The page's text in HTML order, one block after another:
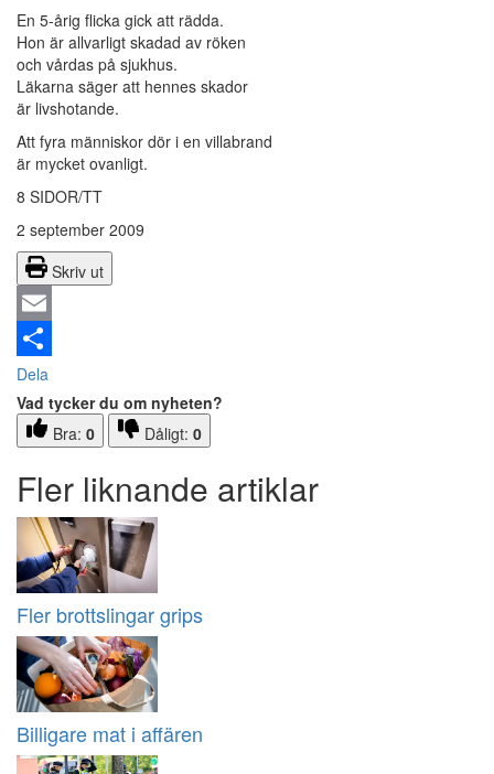
En 5-årig flicka gick att rädda.
Hon är allvarligt skadad av röken
och vårdas på sjukhus.
Läkarna säger att hennes skador
är livshotande.
Att fyra människor dör i en villabrand
är mycket ovanligt.
8 SIDOR/TT
2 september 2009
Skriv ut
Email
Dela
Vad tycker du om nyheten?
Bra: 0 Dåligt: 0
Fler liknande artiklar
Fler brottslingar grips
Billigare mat i affären